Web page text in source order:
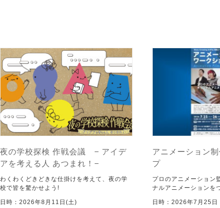
夜の学校探検 作戦会議 − アイデ
アを考える人 あつまれ！−
わくわくどきどきな仕掛けを考えて、夜の学
校で皆を驚かせよう!
日時：2026年8月11日(土)
アニメーション
プ
プロのアニメーション
ナルアニメーションを
日時：2026年7月25日